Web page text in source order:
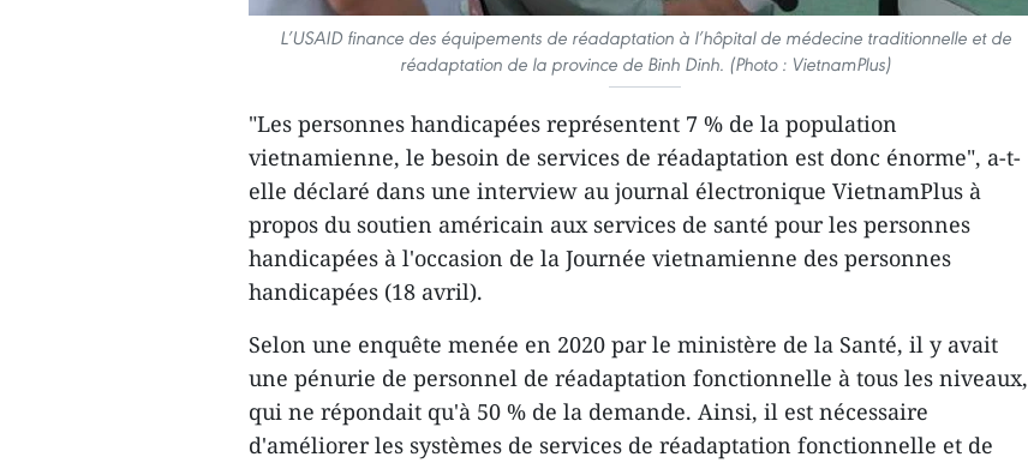
L’USAID finance des équipements de réadaptation à l’hôpital de médecine traditionnelle et de
réadaptation de la province de Binh Dinh. (Photo : VietnamPlus)
"Les personnes handicapées représentent 7 % de la population
vietnamienne, le besoin de services de réadaptation est donc énorme", a-t-
elle déclaré dans une interview au journal électronique VietnamPlus à
propos du soutien américain aux services de santé pour les personnes
handicapées à l'occasion de la Journée vietnamienne des personnes
handicapées (18 avril).
Selon une enquête menée en 2020 par le ministère de la Santé, il y avait
une pénurie de personnel de réadaptation fonctionnelle à tous les niveaux,
qui ne répondait qu'à 50 % de la demande. Ainsi, il est nécessaire
d'améliorer les systèmes de services de réadaptation fonctionnelle et de